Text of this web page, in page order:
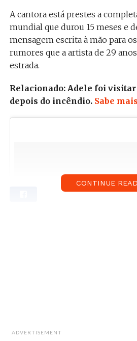
A cantora está prestes a
mundial que durou 15 meses e
mensagem escrita à mão para
rumores que a artista de 29
estrada.
Relacionado: Adele foi
depois do incêndio. Sabe
CONTINUE
ADVERTISEMENT